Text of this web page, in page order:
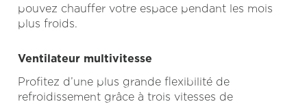
pouvez chauffer votre espace pendant les mois
plus froids.
Ventilateur multivitesse
Profitez d’une plus grande flexibilité de
refroidissement grâce à trois vitesses de